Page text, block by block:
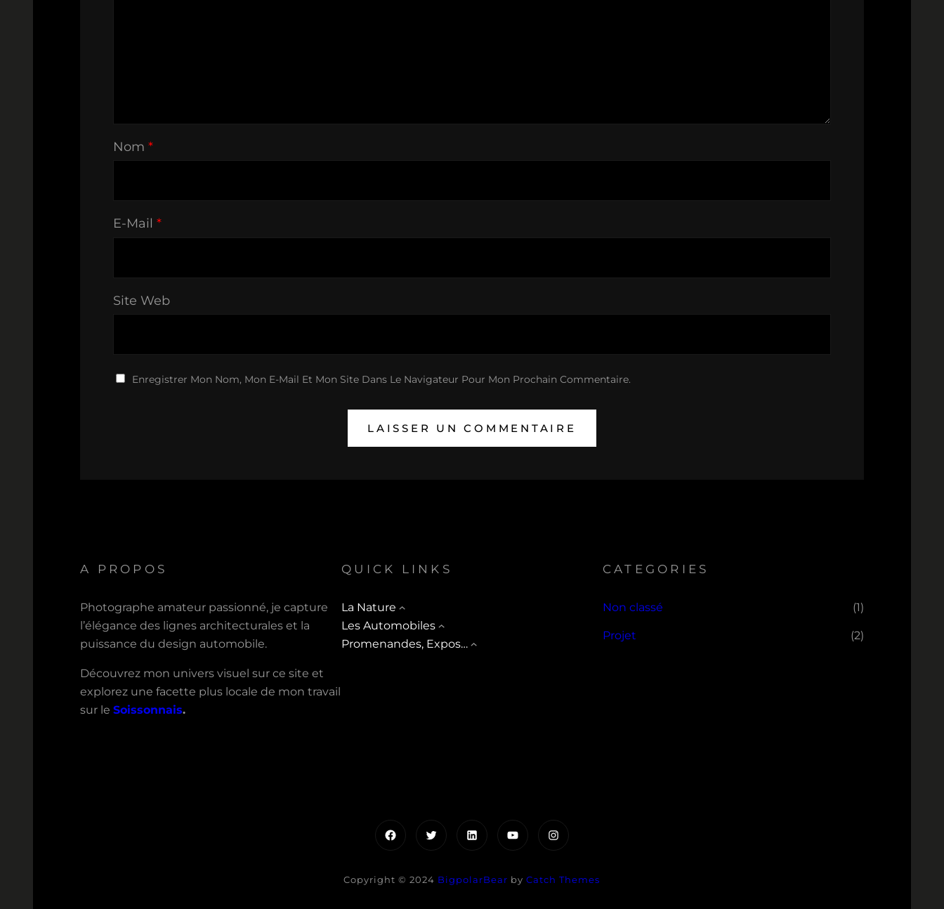
Nom*
E-Mail*
Site Web
Enregistrer Mon Nom, Mon E-Mail Et Mon Site Dans Le Navigateur Pour Mon Prochain Commentaire.
A PROPOS
Photographe amateur passionné, je capture
l’élégance des lignes architecturales et la
puissance du design automobile.
Découvrez mon univers visuel sur ce site et
explorez une facette plus locale de mon travail
sur leSoissonnais.
QUICK LINKS
La Nature
Les Automobiles
Promenandes, Expos…
CATEGORIES
Non classé (1)
Projet (2)
FacebookTwitterLinkedInYouTubeInstagram
Copyright © 2024 BigpolarBear byCatch Themes